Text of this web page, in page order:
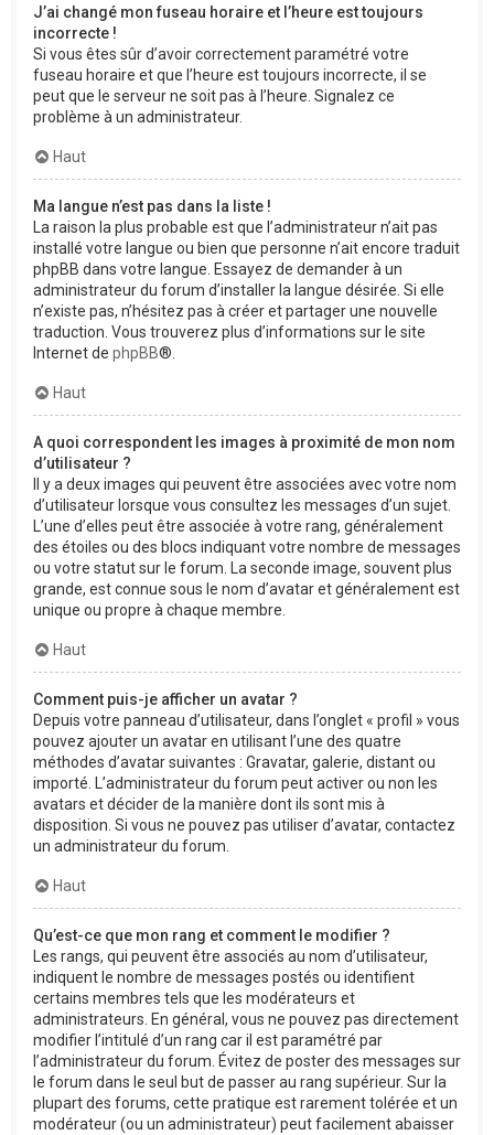
J’ai changé mon fuseau horaire et l’heure est toujours
incorrecte !
Si vous êtes sûr d’avoir correctement paramétré votre
fuseau horaire et que l’heure est toujours incorrecte, il se
peut que le serveur ne soit pas à l’heure. Signalez ce
problème à un administrateur.
Haut
Ma langue n’est pas dans la liste !
La raison la plus probable est que l’administrateur n’ait pas
installé votre langue ou bien que personne n’ait encore traduit
phpBB dans votre langue. Essayez de demander à un
administrateur du forum d’installer la langue désirée. Si elle
n’existe pas, n’hésitez pas à créer et partager une nouvelle
traduction. Vous trouverez plus d’informations sur le site
Internet de phpBB®.
Haut
A quoi correspondent les images à proximité de mon nom
d’utilisateur ?
Il y a deux images qui peuvent être associées avec votre nom
d’utilisateur lorsque vous consultez les messages d’un sujet.
L’une d’elles peut être associée à votre rang, généralement
des étoiles ou des blocs indiquant votre nombre de messages
ou votre statut sur le forum. La seconde image, souvent plus
grande, est connue sous le nom d’avatar et généralement est
unique ou propre à chaque membre.
Haut
Comment puis-je afficher un avatar ?
Depuis votre panneau d’utilisateur, dans l’onglet « profil » vous
pouvez ajouter un avatar en utilisant l’une des quatre
méthodes d’avatar suivantes : Gravatar, galerie, distant ou
importé. L’administrateur du forum peut activer ou non les
avatars et décider de la manière dont ils sont mis à
disposition. Si vous ne pouvez pas utiliser d’avatar, contactez
un administrateur du forum.
Haut
Qu’est-ce que mon rang et comment le modifier ?
Les rangs, qui peuvent être associés au nom d’utilisateur,
indiquent le nombre de messages postés ou identifient
certains membres tels que les modérateurs et
administrateurs. En général, vous ne pouvez pas directement
modifier l’intitulé d’un rang car il est paramétré par
l’administrateur du forum. Évitez de poster des messages sur
le forum dans le seul but de passer au rang supérieur. Sur la
plupart des forums, cette pratique est rarement tolérée et un
modérateur (ou un administrateur) peut facilement abaisser